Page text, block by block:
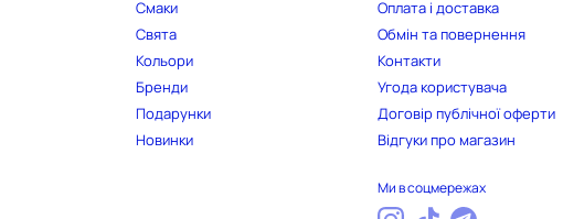
Смаки
Свята
Кольори
Бренди
Подарунки
Новинки
Оплата і доставка
Обмін та повернення
Контакти
Угода користувача
Договір публічної оферти
Відгуки про магазин
Ми в соцмережах